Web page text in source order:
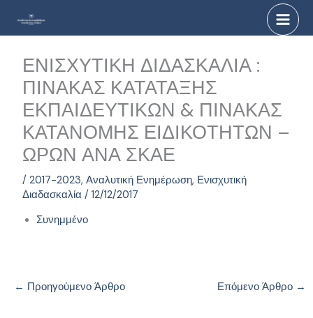
ΕΝΙΣΧΥΤΙΚΗ ΔΙΔΑΣΚΑΛΙΑ :
ΠΙΝΑΚΑΣ ΚΑΤΑΤΑΞΗΣ
ΕΚΠΑΙΔΕΥΤΙΚΩΝ & ΠΙΝΑΚΑΣ
ΚΑΤΑΝΟΜΗΣ ΕΙΔΙΚΟΤΗΤΩΝ –
ΩΡΩΝ ΑΝΑ ΣΚΑΕ
/2017-2023,Αναλυτική Ενημέρωση, Ενισχυτική
Διαδασκαλία /12/12/2017
Συνημμένο
← Προηγούμενο Άρθρο Επόμενο Άρθρο →